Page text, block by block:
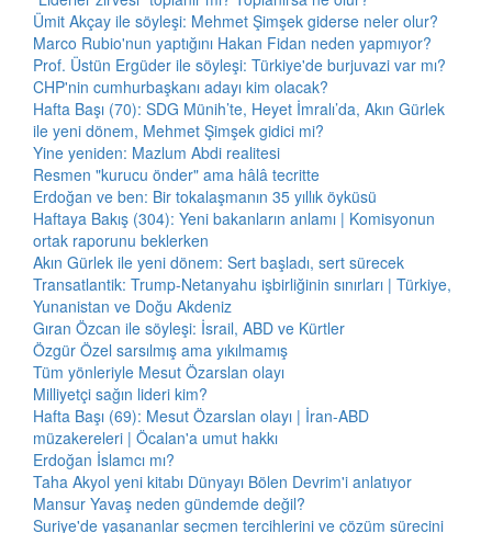
Ümit Akçay ile söyleşi: Mehmet Şimşek giderse neler olur?
Marco Rubio'nun yaptığını Hakan Fidan neden yapmıyor?
Prof. Üstün Ergüder ile söyleşi: Türkiye'de burjuvazi var mı?
CHP'nin cumhurbaşkanı adayı kim olacak?
Hafta Başı (70): SDG Münih’te, Heyet İmralı’da, Akın Gürlek
ile yeni dönem, Mehmet Şimşek gidici mi?
Yine yeniden: Mazlum Abdi realitesi
Resmen "kurucu önder" ama hâlâ tecritte
Erdoğan ve ben: Bir tokalaşmanın 35 yıllık öyküsü
Haftaya Bakış (304): Yeni bakanların anlamı | Komisyonun
ortak raporunu beklerken
Akın Gürlek ile yeni dönem: Sert başladı, sert sürecek
Transatlantik: Trump-Netanyahu işbirliğinin sınırları | Türkiye,
Yunanistan ve Doğu Akdeniz
Gıran Özcan ile söyleşi: İsrail, ABD ve Kürtler
Özgür Özel sarsılmış ama yıkılmamış
Tüm yönleriyle Mesut Özarslan olayı
Milliyetçi sağın lideri kim?
Hafta Başı (69): Mesut Özarslan olayı | İran-ABD
müzakereleri | Öcalan'a umut hakkı
Erdoğan İslamcı mı?
Taha Akyol yeni kitabı Dünyayı Bölen Devrim'i anlatıyor
Mansur Yavaş neden gündemde değil?
Suriye'de yaşananlar seçmen tercihlerini ve çözüm sürecini